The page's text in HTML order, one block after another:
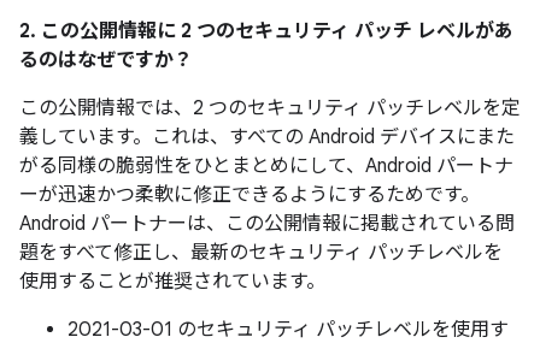
2. この公開情報に 2 つのセキュリティ パッチ レベルがあ
るのはなぜですか？
この公開情報では、2 つのセキュリティ パッチレベルを定
義しています。これは、すべての Android デバイスにまた
がる同様の脆弱性をひとまとめにして、Android パートナ
ーが迅速かつ柔軟に修正できるようにするためです。
Android パートナーは、この公開情報に掲載されている問
題をすべて修正し、最新のセキュリティ パッチレベルを
使用することが推奨されています。
2021-03-01 のセキュリティ パッチレベルを使用す